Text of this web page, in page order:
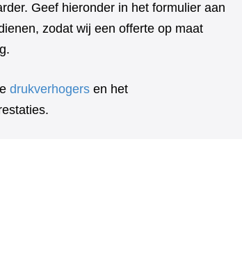
Geef hieronder in het formulier aan
zodat wij een offerte op maat
drukverhogers en het